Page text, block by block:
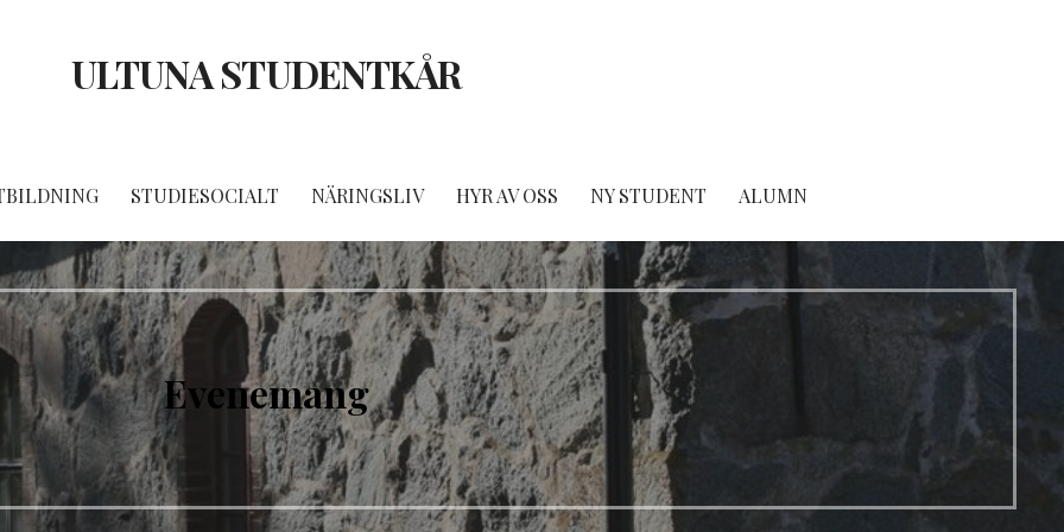
ULTUNA STUDENTKÅR
STUDIESOCIALT NÄRINGSLIV HYR AV OSS NY STUDENT ALUMN
Evenemang